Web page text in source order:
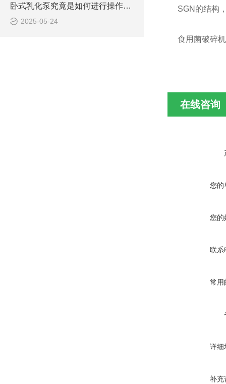
卧式乳化泵究竟是如何进行操作的呢？
2025-05-24
SGN的结构
食用菌破碎
在线咨询
您的
您的
联系
常用
详细
补充